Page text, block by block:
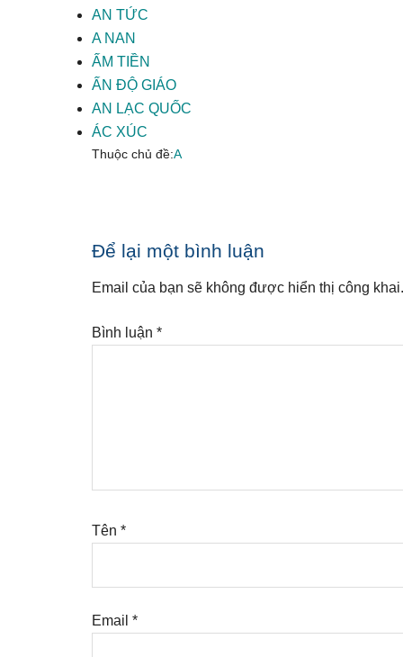
AN TỨC
A NAN
ẤM TIỀN
ẤN ĐỘ GIÁO
AN LẠC QUỐC
ÁC XÚC
Thuộc chủ đề:A
Reader
Interactions
Để lại một bình luận
Email của bạn sẽ không được hiển thị công khai.
Bình luận *
Tên *
Email *